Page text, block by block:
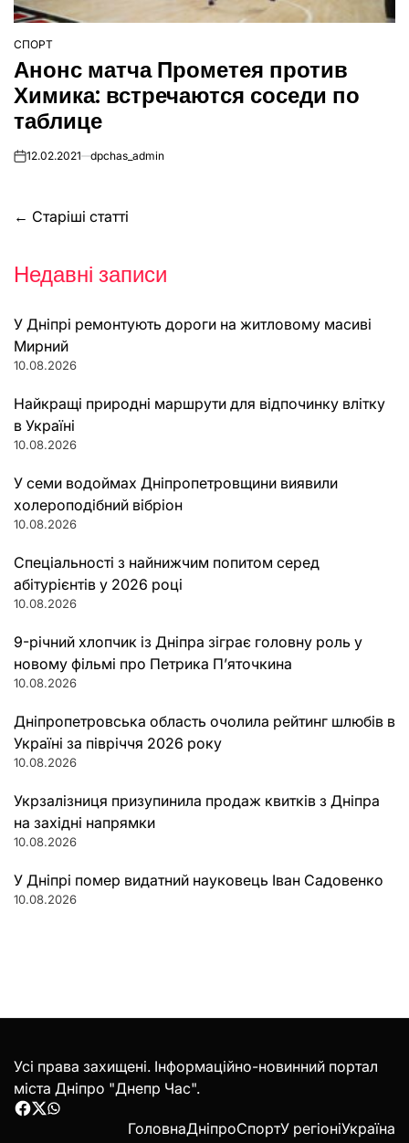
ОПУБЛІКУВАТИ
У
СПОРТ
Анонс матча Прометея против
Химика: встречаются соседи по
таблице
on12.02.2021 dpchas_admin
Навігація
за
записами
← Старіші статті
Недавні записи
У Дніпрі ремонтують дороги на житловому масиві
Мирний
10.08.2026
Найкращі природні маршрути для відпочинку влітку
в Україні
10.08.2026
У семи водоймах Дніпропетровщини виявили
холероподібний вібріон
10.08.2026
Спеціальності з найнижчим попитом серед
абітурієнтів у 2026 році
10.08.2026
9-річний хлопчик із Дніпра зіграє головну роль у
новому фільмі про Петрика П’яточкина
10.08.2026
Дніпропетровська область очолила рейтинг шлюбів в
Україні за півріччя 2026 року
10.08.2026
Укрзалізниця призупинила продаж квитків з Дніпра
на західні напрямки
10.08.2026
У Дніпрі помер видатний науковець Іван Садовенко
10.08.2026
Усі права захищені. Інформаційно-новинний портал
міста Дніпро "Днепр Час".
Facebook
Twitter
WhatsApp
ГоловнаДніпроСпортУ регіоніУкраїна